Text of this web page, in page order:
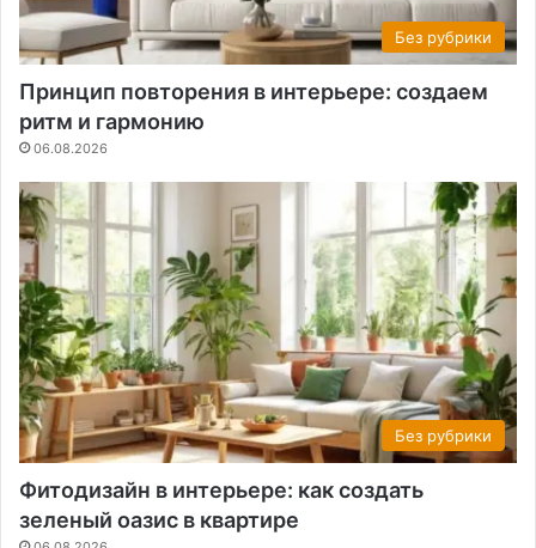
Без рубрики
Принцип повторения в интерьере: создаем
ритм и гармонию
06.08.2026
Без рубрики
Фитодизайн в интерьере: как создать
зеленый оазис в квартире